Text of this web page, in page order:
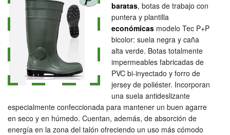
baratas, botas de trabajo con
puntera y plantilla
económicas modelo Tec P+P
bicolor: suela negra y caña
alta verde. Botas totalmente
impermeables fabricadas de
PVC bi-inyectado y forro de
jersey de poliéster. Incorporan
una suela antideslizante
especialmente confeccionada para mantener un buen agarre
en seco y en húmedo. Cuentan, además, de absorción de
energía en la zona del talón ofreciendo un uso más cómodo